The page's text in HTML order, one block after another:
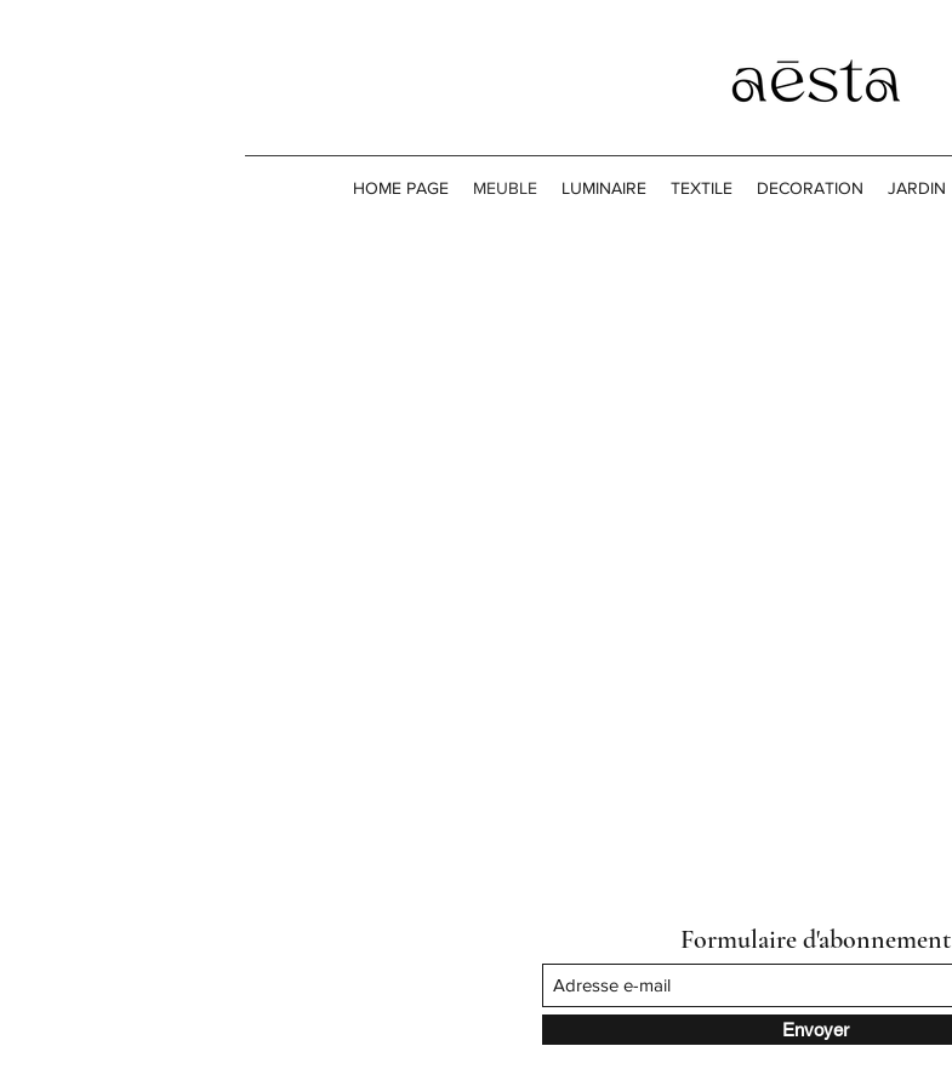
HOME PAGE MEUBLE LUMINAIRE TEXTILE DECORATION JARDIN
Formulaire d'abonnement
Envoyer